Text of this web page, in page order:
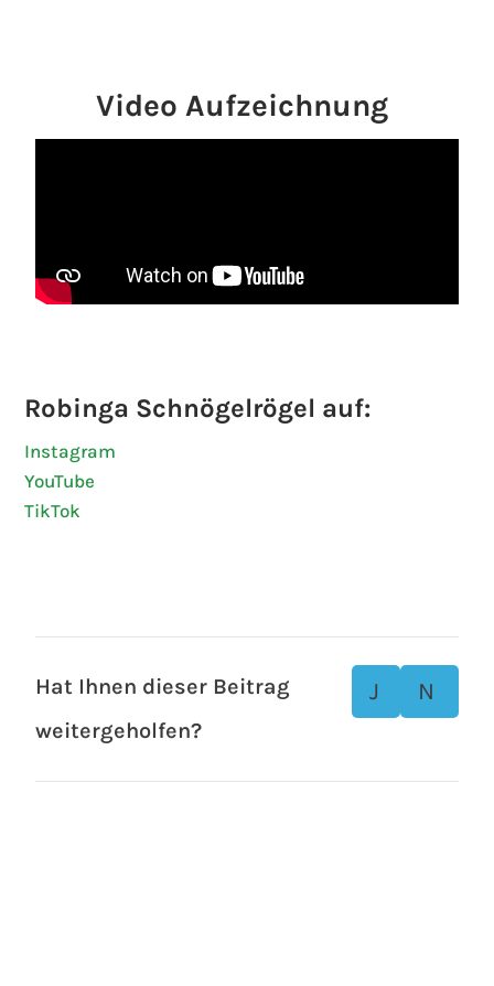
Video Aufzeichnung
Robinga Schnögelrögel auf:
Instagram
YouTube
TikTok
Hat Ihnen dieser Beitrag
weitergeholfen?
J
N